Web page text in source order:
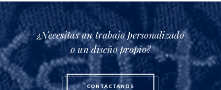
¿Necesitas un trabajo personalizado
o un diseño propio?
CONTÁCTANOS